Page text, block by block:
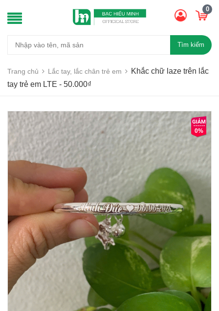
0
Tìm kiếm
Trang chủ Lắc tay, lắc chân trẻ em
Khắc chữ laze trên lắc
tay trẻ em LTE - 50.000₫
0%